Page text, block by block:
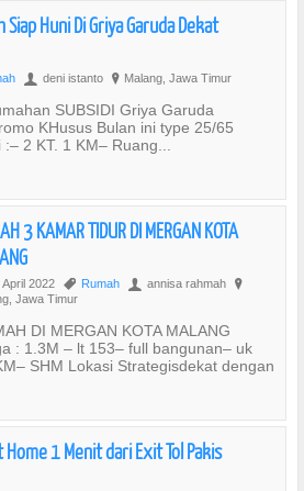
Huni Di Griya Garuda Dekat
U deni istanto ? Malang, Jawa Timur
SUBSIDI Griya Garuda
KHusus Bulan ini type 25/65
2 KT. 1 KM– Ruang...
3 KAMAR TIDUR DI MERGAN KOTA
April 2022 , Rumah U annisa rahmah ?
Jawa Timur
DI MERGAN KOTA MALANG
: 1.3M – lt 153– full bangunan– uk
SHM Lokasi Strategisdekat dengan
1 Menit dari Exit Tol Pakis